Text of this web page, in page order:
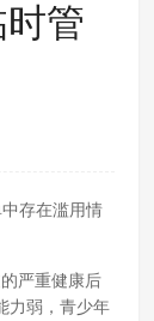
管
存在滥用情
严重健康后
力弱，青少年